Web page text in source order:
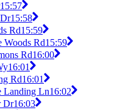
15:57
15:58
Rd15:59
Woods Rd15:59
Rd16:00
16:01
Rd16:01
Landing Ln16:02
Dr16:03